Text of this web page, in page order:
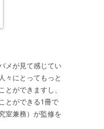
メが見て感じてい
々にとってもっと
ができますし、
とができる1冊で
室兼務）が監修を